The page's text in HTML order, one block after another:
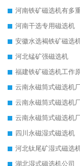
河南铁矿磁选机有多
河南干选专用磁选机
安徽水选褐铁矿磁选
河北锰矿强磁选机
福建铁矿磁选机工作
云南永磁筒式磁选机
云南永磁筒式磁选机
云南永磁筒式磁选机
四川永磁湿式磁选机
河北钛尾矿湿式磁选
湖北湿式磁选机公司